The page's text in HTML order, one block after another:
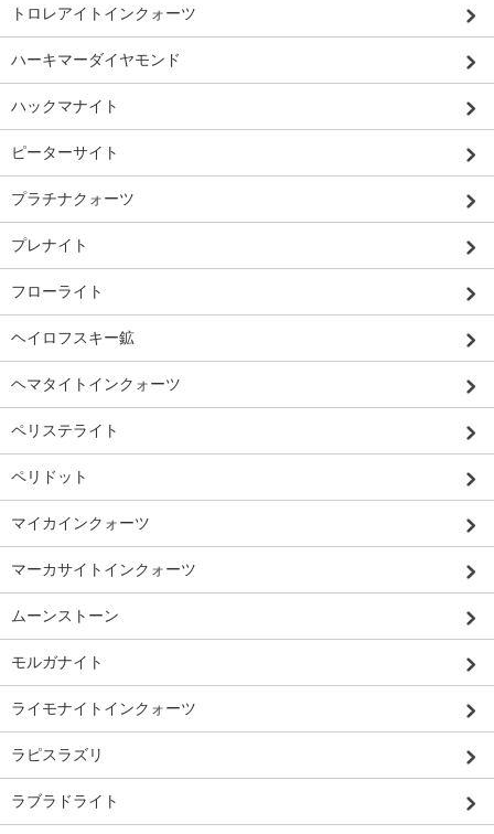
トロレアイトインクォーツ
ハーキマーダイヤモンド
ハックマナイト
ピーターサイト
プラチナクォーツ
プレナイト
フローライト
ヘイロフスキー鉱
ヘマタイトインクォーツ
ペリステライト
ペリドット
マイカインクォーツ
マーカサイトインクォーツ
ムーンストーン
モルガナイト
ライモナイトインクォーツ
ラピスラズリ
ラブラドライト